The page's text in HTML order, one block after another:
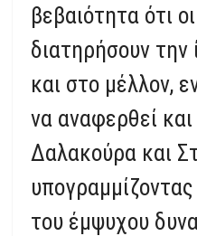
βεβαιότητα ότι
διατηρήσουν την
και στο μέλλον,
να αναφερθεί
Δαλακούρα και
του έμψυχου